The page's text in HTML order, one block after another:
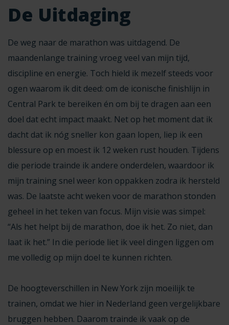
De Uitdaging
De weg naar de marathon was uitdagend. De
maandenlange training vroeg veel van mijn tijd,
discipline en energie. Toch hield ik mezelf steeds voor
ogen waarom ik dit deed: om de iconische finishlijn in
Central Park te bereiken én om bij te dragen aan een
doel dat echt impact maakt. Net op het moment dat ik
dacht dat ik nóg sneller kon gaan lopen, liep ik een
blessure op en moest ik 12 weken rust houden. Tijdens
die periode trainde ik andere onderdelen, waardoor ik
mijn training snel weer kon oppakken zodra ik hersteld
was. De laatste acht weken voor de marathon stonden
geheel in het teken van focus. Mijn visie was simpel:
“Als het helpt bij de marathon, doe ik het. Zo niet, dan
laat ik het.” In die periode liet ik veel dingen liggen om
me volledig op mijn doel te kunnen richten.
De hoogteverschillen in New York zijn moeilijk te
trainen, omdat we hier in Nederland geen vergelijkbare
bruggen hebben. Daarom trainde ik vaak op de